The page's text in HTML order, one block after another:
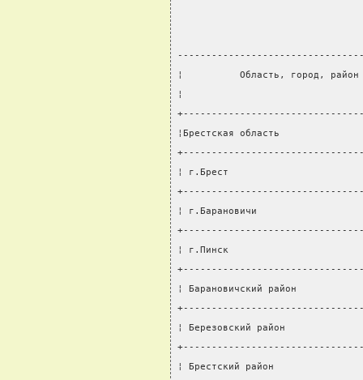
¦          Область, город, район
¦
¦Брестская область
¦ г.Брест
¦ г.Барановичи
¦ г.Пинск
¦ Барановичский район
¦ Березовский район
¦ Брестский район